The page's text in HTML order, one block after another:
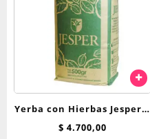
Yerba con Hierbas Jesper x
500 g Menta, Peperina y
$ 4.700,00